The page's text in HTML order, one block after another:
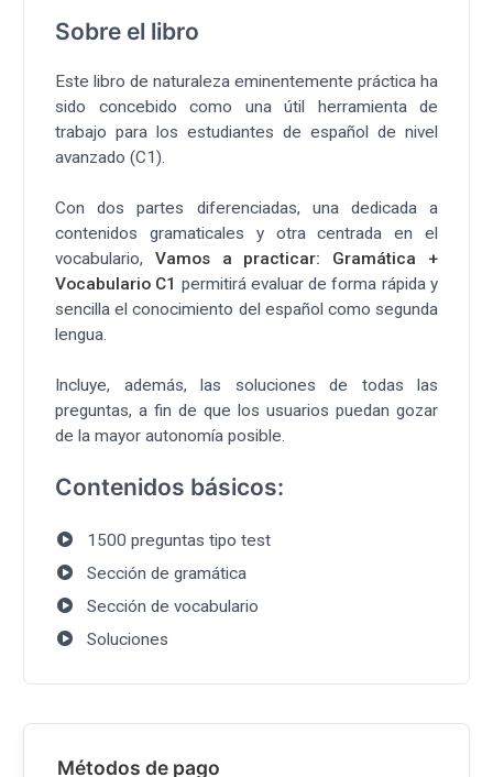
Sobre el libro
Este libro de naturaleza eminentemente práctica ha
sido concebido como una útil herramienta de
trabajo para los estudiantes de español de nivel
avanzado (C1).
Con dos partes diferenciadas, una dedicada a
contenidos gramaticales y otra centrada en el
vocabulario, Vamos a practicar: Gramática +
Vocabulario C1 permitirá evaluar de forma rápida y
sencilla el conocimiento del español como segunda
lengua.
Incluye, además, las soluciones de todas las
preguntas, a fin de que los usuarios puedan gozar
de la mayor autonomía posible.
Contenidos básicos:
1500 preguntas tipo test
Sección de gramática
Sección de vocabulario
Soluciones
Métodos de pago